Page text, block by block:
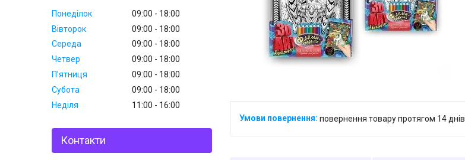
повернення товару протягом 14 днів
Понеділок 09:00
18:00
Вівторок
09:00
18:00
Середа
09:00
18:00
Четвер
09:00
18:00
Пʼятниця
09:00
18:00
Субота
09:00
18:00
Неділя
11:00 16:00
Контакти